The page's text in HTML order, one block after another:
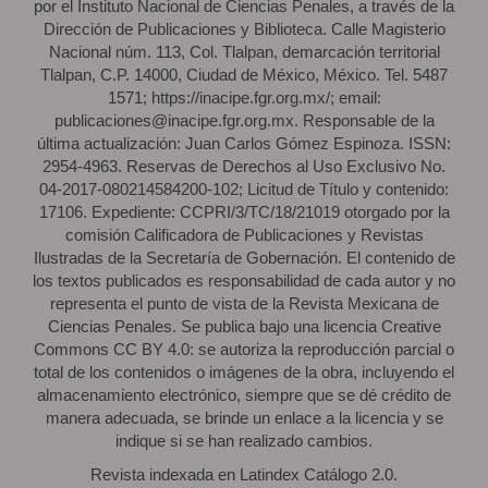
por el Instituto Nacional de Ciencias Penales, a través de la
Dirección de Publicaciones y Biblioteca. Calle Magisterio
Nacional núm. 113, Col. Tlalpan, demarcación territorial
Tlalpan, C.P. 14000, Ciudad de México, México. Tel. 5487
1571; https://inacipe.fgr.org.mx/; email:
publicaciones@inacipe.fgr.org.mx. Responsable de la
última actualización: Juan Carlos Gómez Espinoza. ISSN:
2954-4963. Reservas de Derechos al Uso Exclusivo No.
04-2017-080214584200-102; Licitud de Título y contenido:
17106. Expediente: CCPRI/3/TC/18/21019 otorgado por la
comisión Calificadora de Publicaciones y Revistas
Ilustradas de la Secretaría de Gobernación. El contenido de
los textos publicados es responsabilidad de cada autor y no
representa el punto de vista de la Revista Mexicana de
Ciencias Penales. Se publica bajo una licencia Creative
Commons CC BY 4.0: se autoriza la reproducción parcial o
total de los contenidos o imágenes de la obra, incluyendo el
almacenamiento electrónico, siempre que se dé crédito de
manera adecuada, se brinde un enlace a la licencia y se
indique si se han realizado cambios.
Revista indexada en Latindex Catálogo 2.0.